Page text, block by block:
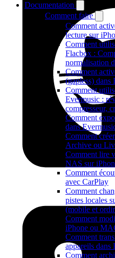
Documentation
Comment faire
Comment
lecture sur
Comment
Flacbox :
normalisation
Comment
(gapless) dans
Comment
Evermusic :
compresseur,
Comment
dans
Comment
Archive ou
Comment lire
NAS sur
Comment
avec CarPlay
Comment
pistes locales
(mobile et
Comment
iPhone ou
Comment
appareils dans
Comment